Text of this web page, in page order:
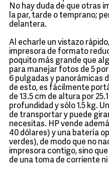
No hay duda de que otras
la par, tarde o temprano;
delantera.
Al echarle un vistazo
impresora de formato
poquito más grande que
para manejar fotos de 5
6 pulgadas y panorámicas
de esto, es fácilmente
de 13.5 cm de altura por
profundidad y sólo 1.5 kg.
de transportar y puede
necesitas. HP vende
40 dólares) y una batería
verdes), de modo que no
impresora contigo, sino
de una toma de corriente